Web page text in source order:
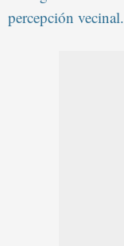
percepción vecinal.